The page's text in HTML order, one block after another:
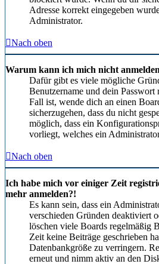
Adresse korrekt eingegeben
Administrator.
Nach oben
Warum kann ich mich nicht
Dafür gibt es viele mögliche
Benutzername und dein
Fall ist, wende dich an einen
sicherzugehen, dass du nicht
möglich, dass ein
vorliegt, welches ein
Nach oben
Ich habe mich vor einiger Zeit
mehr anmelden?!
Es kann sein, dass ein
verschieden Gründen deaktiviert
löschen viele Boards regelmäßig
Zeit keine Beiträge geschrieben
Datenbankgröße zu verringern.
erneut und nimm aktiv an den